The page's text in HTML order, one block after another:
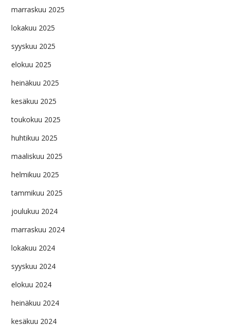
marraskuu 2025
lokakuu 2025
syyskuu 2025
elokuu 2025
heinäkuu 2025
kesäkuu 2025
toukokuu 2025
huhtikuu 2025
maaliskuu 2025
helmikuu 2025
tammikuu 2025
joulukuu 2024
marraskuu 2024
lokakuu 2024
syyskuu 2024
elokuu 2024
heinäkuu 2024
kesäkuu 2024